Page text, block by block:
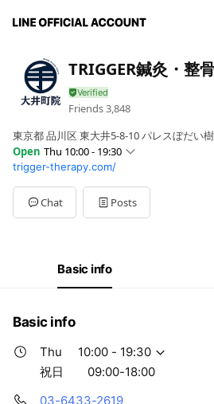
TRIGGER鍼灸・整
Friends3,848
東京都 品川区 東大井5-8-10 パレスぼだい
Open Thu 10:00 - 19:30
Sun09:00 - 12:30
Mon10:00 - 19:30
Tue10:00 - 19:30
Wed10:00 - 19:30
09:00 - 18:00
祝日 09:00-18:00
trigger-therapy.com/
Chat Posts
Basic info
Basic info
Thu
10:00 - 19:30
祝日 09:00-18:00
03-6433-2619